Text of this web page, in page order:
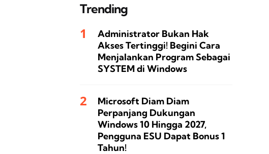
Trending
Administrator Bukan Hak
Akses Tertinggi! Begini Cara
Menjalankan Program Sebagai
SYSTEM di Windows
Microsoft Diam Diam
Perpanjang Dukungan
Windows 10 Hingga 2027,
Pengguna ESU Dapat Bonus 1
Tahun!